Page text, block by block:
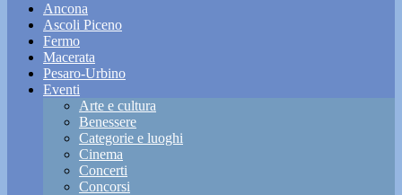
Ancona
Ascoli Piceno
Fermo
Macerata
Pesaro-Urbino
Eventi
Arte e cultura
Benessere
Categorie e luoghi
Cinema
Concerti
Concorsi